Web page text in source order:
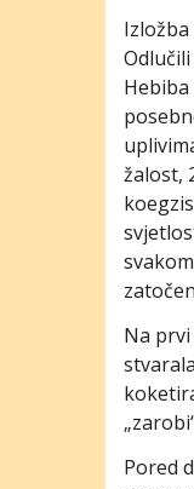
žalost,
Na
Pored